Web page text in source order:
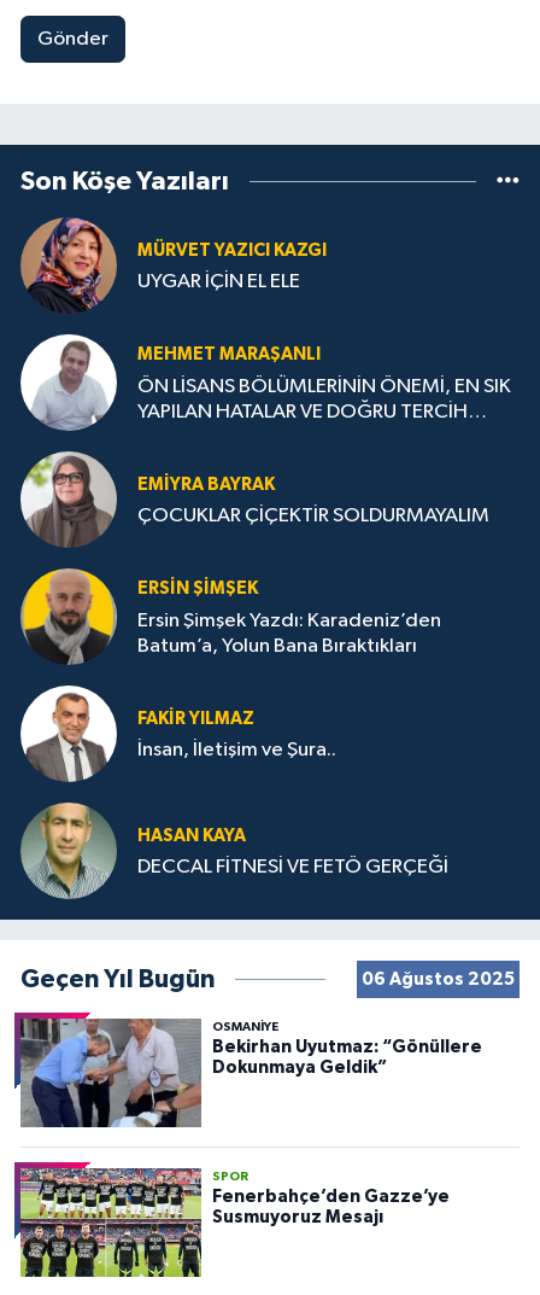
Gönder
Son Köşe Yazıları
MÜRVET YAZICI KAZGI
UYGAR İÇİN EL ELE
MEHMET MARAŞANLI
ÖN LİSANS BÖLÜMLERİNİN ÖNEMİ, EN SIK
YAPILAN HATALAR VE DOĞRU TERCİH
EMIYRA BAYRAK
ÇOCUKLAR ÇİÇEKTİR SOLDURMAYALIM
ERSIN ŞIMŞEK
Ersin Şimşek Yazdı: Karadeniz’den
Batum’a, Yolun Bana Bıraktıkları
FAKIR YILMAZ
İnsan, İletişim ve Şura..
HASAN KAYA
DECCAL FİTNESİ VE FETÖ GERÇEĞİ
Geçen Yıl Bugün 06 Ağustos 2025
OSMANIYE
Bekirhan Uyutmaz: “Gönüllere
Dokunmaya Geldik”
SPOR
Fenerbahçe’den Gazze’ye
Susmuyoruz Mesajı